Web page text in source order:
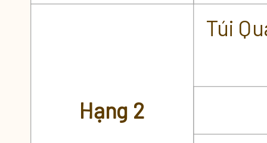
Hạng 2
Túi